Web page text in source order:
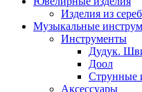
Изделия из
Музыкальные
Инструменты
Дудук.
Доол
Струнные
Аксессуары